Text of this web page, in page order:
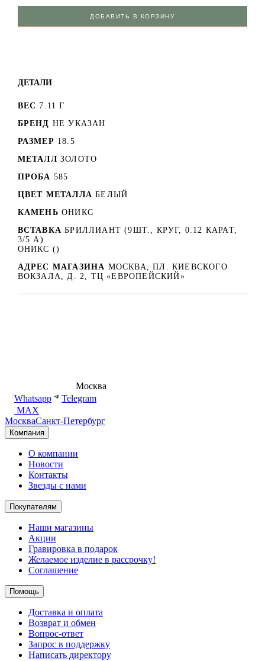
ДОБАВИТЬ В КОРЗИНУ
ДЕТАЛИ
ВЕС 7.11 Г
БРЕНД НЕ УКАЗАН
РАЗМЕР 18.5
МЕТАЛЛ ЗОЛОТО
ПРОБА 585
ЦВЕТ МЕТАЛЛА БЕЛЫЙ
КАМЕНЬ ОНИКС
ВСТАВКА БРИЛЛИАНТ (9ШТ., КРУГ, 0.12 КАРАТ,
3/5 А)
ОНИКС ()
АДРЕС МАГАЗИНА МОСКВА, ПЛ. КИЕВСКОГО
ВОКЗАЛА, Д. 2, ТЦ «ЕВРОПЕЙСКИЙ»
Москва
Whatsapp
Telegram
MAX
МоскваСанкт-Петербург
Компания
О компании
Новости
Контакты
Звезды с нами
Покупателям
Наши магазины
Акции
Гравировка в подарок
Желаемое изделие в рассрочку!
Соглашение
Помощь
Доставка и оплата
Возврат и обмен
Вопрос-ответ
Запрос в поддержку
Написать директору